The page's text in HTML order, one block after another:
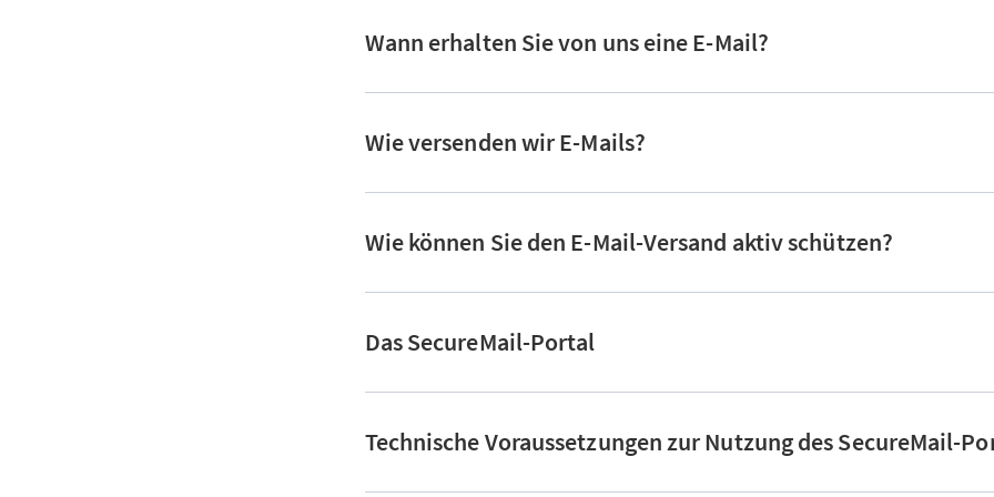
Wann erhalten Sie von uns eine E-Mail?
Wie versenden wir E-Mails?
Wie können Sie den E-Mail-Versand aktiv schützen?
Das SecureMail-Portal
Technische Voraussetzungen zur Nutzung des SecureMail-